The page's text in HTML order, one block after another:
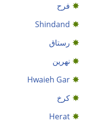
فرح
Shindand
رستاق
نهرین
Hwaieh Gar
کرخ
Herat